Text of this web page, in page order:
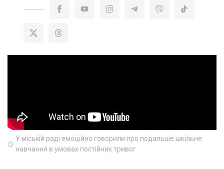
У міській раді емоційно говорили про подальше шкільне
навчання в умовах постійних тривог